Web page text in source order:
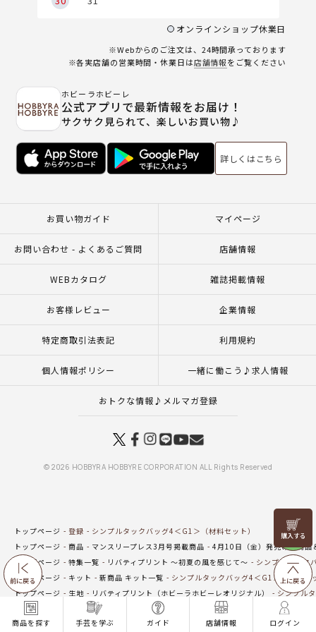
商品を探す 手芸を学ぶ ガイド 店舗情報 ログイン
前に戻る
リリヤン
フェア
上に戻る
オンラインショップ休業日
※Webからのご注文は、24時間承っております
※各実店舗の営業時間・休業日は店舗情報をご覧ください
ホビーラホビーレ
公式アプリで最新情報をお届け！
サクサク見られて、楽しいお買い物♪
詳しくはこちら
お買い物ガイド マイページ
お問い合わせ - よくあるご質問 店舗情報
WEBカタログ 雑誌掲載情報
お客様レビュー 企業情報
特定商取引法表記 利用規約
個人情報ポリシー 一緒に働こう♪求人情報
おトクな情報♪メルマガ登録
© 2026 HOBBYRA HOBBYRE CORPORATION ALL Rights Reserved
トップページ 登録
シンプルタックバッグ4＜G1＞（材料セット）
トップページ
商品 マンスリープレス3月号掲載商品
4月10日（金）発売の新商品
トップページ
特集一覧 リバティプリント ～初夏の風を感じて～
シンプルタック
トップページ
キット 新商品 キット一覧
シンプルタックバッグ4＜G1＞（材料セ
トップページ
生地 リバティプリント（ホビーラホビーレオリジナル）
シンプル
トップページ
キット バッグ・ポーチ シンプルタックバッグ4＜G1＞（材料セッ
トップページ
一覧はこちら(バッグ・ポーチ) シンプルタックバッグ4＜G1＞（材